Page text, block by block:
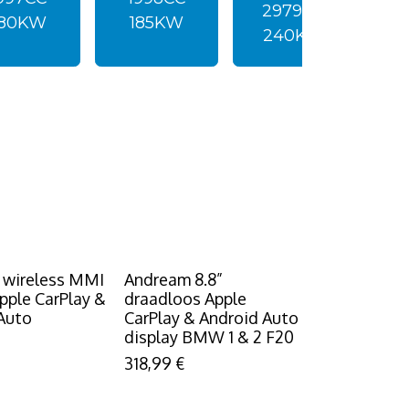
185KW
2979CC
240KW
wireless MMI
CarPlay &
Andream 8.8”
draadloos Apple
CarPlay & Android Auto
display BMW 1 & 2 F20
318,99 €